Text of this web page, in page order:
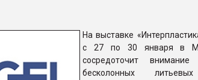
На выставке
с 27 по 30 января в
сосредоточит
бесколонных